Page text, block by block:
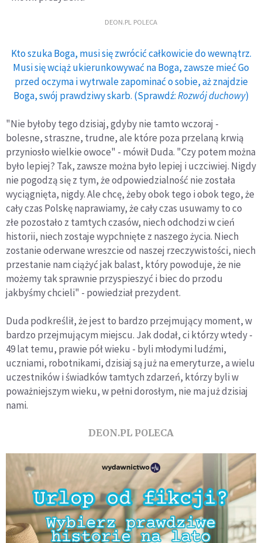
DEON.PL POLECA
Kto szuka Boga, musi się zwrócić całkowicie do wewnątrz.
Musi się wciąż ukierunkowywać na Boga, zawsze mieć Go
przed oczyma i wytrwale zapominać o sobie, aż znajdzie
Boga, swój prawdziwy skarb. (Sprawdź:Rozwój duchowy)
"Nie byłoby tego dzisiaj, gdyby nie tamto wczoraj -
bolesne, straszne, trudne, ale które poza przelaną krwią
przyniosło wielkie owoce" - mówił Duda. "Czy potem można
było lepiej? Tak, zawsze można było lepiej i uczciwiej. Nigdy
nie pogodzą się z tym, że odpowiedzialność nie została
wyciągnięta, nigdy. Ale chcę, żeby obok tego i obok tego, że
cały czas Polskę naprawiamy, że cały czas usuwamy to co
złe pozostało z tamtych czasów, niech odchodzi w cień
historii, niech zostaje wypchnięte z naszego życia. Niech
zostanie oderwane wreszcie od naszej rzeczywistości, niech
przestanie nam ciążyć jak balast, który powoduje, że nie
możemy tak sprawnie przyspieszyć i biec do przodu
jakbyśmy chcieli" - powiedział prezydent.
Duda podkreślił, że jest to bardzo przejmujący moment, w
bardzo przejmującym miejscu. Jak dodał, ci którzy wtedy -
49 lat temu, prawie pół wieku - byli młodymi ludźmi,
uczniami, robotnikami, dzisiaj są już na emeryturze, a wielu
uczestników i świadków tamtych zdarzeń, którzy byli w
poważniejszym wieku, w pełni dorosłym, nie ma już dzisiaj
nami.
DEON.PL POLECA